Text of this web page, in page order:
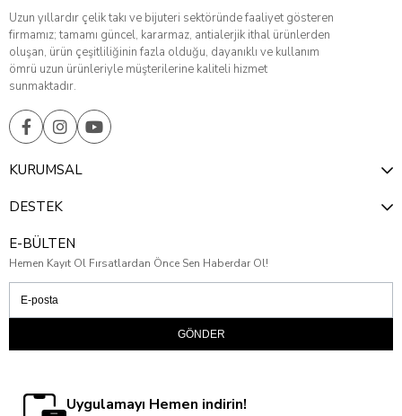
Uzun yıllardır çelik takı ve bijuteri sektöründe faaliyet gösteren
firmamız; tamamı güncel, kararmaz, antialerjik ithal ürünlerden
oluşan, ürün çeşitliliğinin fazla olduğu, dayanıklı ve kullanım
ömrü uzun ürünleriyle müşterilerine kaliteli hizmet
sunmaktadır.
KURUMSAL
DESTEK
E-BÜLTEN
Hemen Kayıt Ol Fırsatlardan Önce Sen Haberdar Ol!
GÖNDER
Uygulamayı Hemen indirin!